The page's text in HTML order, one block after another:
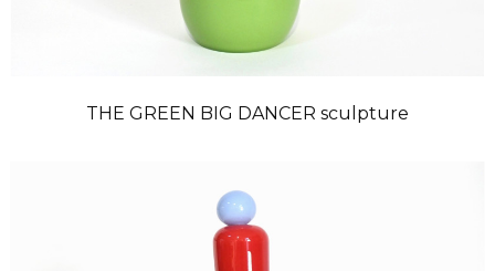
THE GREEN BIG DANCER sculpture